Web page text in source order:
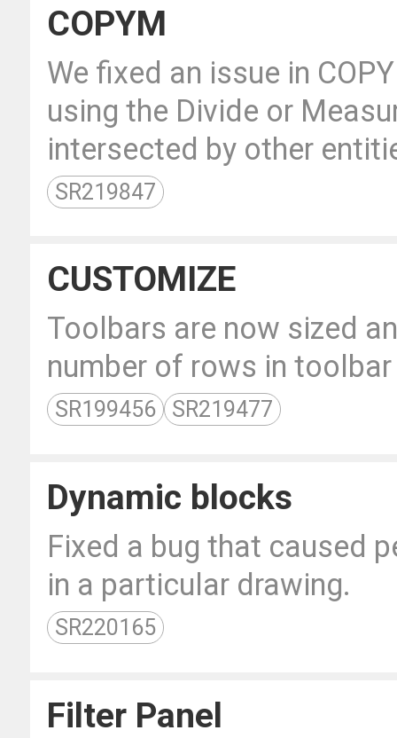
COPYM
We fixed an issue in
using the Divide or
intersected by other
SR219847
CUSTOMIZE
Toolbars are now sized
number of rows in
SR199456 SR219477
Dynamic blocks
Fixed a bug that caused
in a particular drawing.
SR220165
Filter Panel